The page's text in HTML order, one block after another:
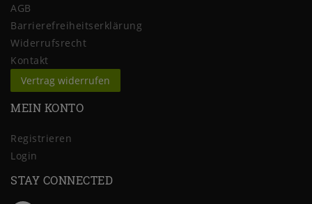
AGB
Barrierefreiheitserklärung
Widerrufs­recht
Kontakt
Vertrag widerrufen
MEIN KONTO
Registrieren
Login
STAY CONNECTED